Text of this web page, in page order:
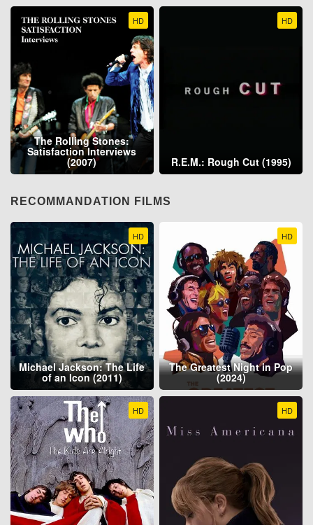
HD
The Rolling Stones:
Satisfaction Interviews
(2007)
HD
R.E.M.: Rough Cut (1995)
RECOMMANDATION FILMS
HD
Michael Jackson: The Life
of an Icon (2011)
HD
The Greatest Night in Pop
(2024)
HD HD